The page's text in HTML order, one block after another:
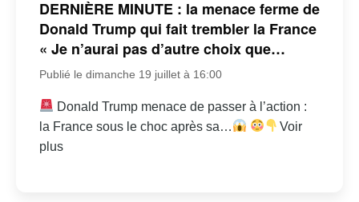
DERNIÈRE MINUTE : la menace ferme de
Donald Trump qui fait trembler la France
« Je n’aurai pas d’autre choix que…
Publié le dimanche 19 juillet à 16:00
Donald Trump menace de passer à l’action :
la France sous le choc après sa…
Voir
plus